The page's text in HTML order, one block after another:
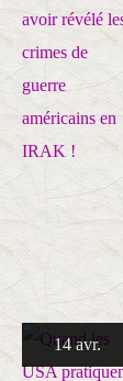
14 avr.